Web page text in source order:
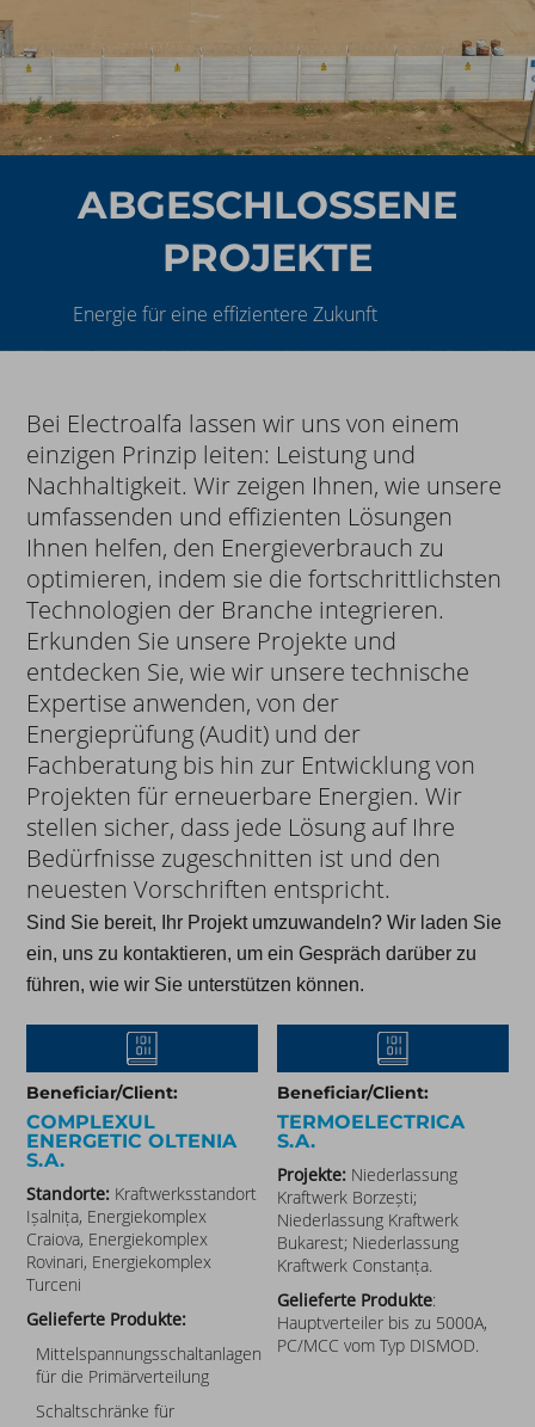
ABGESCHLOSSENE
PROJEKTE
Energie für eine effizientere Zukunft
Bei Electroalfa lassen wir uns von einem
einzigen Prinzip leiten: Leistung und
Nachhaltigkeit. Wir zeigen Ihnen, wie unsere
umfassenden und effizienten Lösungen
Ihnen helfen, den Energieverbrauch zu
optimieren, indem sie die fortschrittlichsten
Technologien der Branche integrieren.
Erkunden Sie unsere Projekte und
entdecken Sie, wie wir unsere technische
Expertise anwenden, von der
Energieprüfung (Audit) und der
Fachberatung bis hin zur Entwicklung von
Projekten für erneuerbare Energien. Wir
stellen sicher, dass jede Lösung auf Ihre
Bedürfnisse zugeschnitten ist und den
neuesten Vorschriften entspricht.
Sind Sie bereit, Ihr Projekt umzuwandeln? Wir laden Sie
ein, uns zu kontaktieren, um ein Gespräch darüber zu
führen, wie wir Sie unterstützen können.
Beneficiar/Client:
COMPLEXUL
ENERGETIC OLTENIA
S.A.
Standorte: Kraftwerksstandort
Ișalnița, Energiekomplex
Craiova, Energiekomplex
Rovinari, Energiekomplex
Turceni
Gelieferte Produkte:
Mittelspannungsschaltanlagen
für die Primärverteilung
Schaltschränke für
Beneficiar/Client:
TERMOELECTRICA
S.A.
Projekte: Niederlassung
Kraftwerk Borzești;
Niederlassung Kraftwerk
Bukarest; Niederlassung
Kraftwerk Constanța.
Gelieferte Produkte:
Hauptverteiler bis zu 5000A,
PC/MCC vom Typ DISMOD.